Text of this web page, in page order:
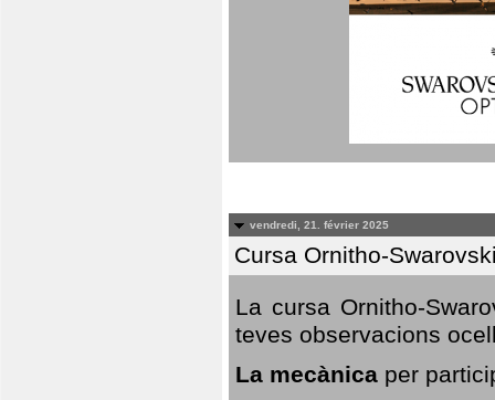
vendredi, 21. février 2025
Cursa Ornitho-
La cursa Ornitho-
teves observacions
La mecànica per